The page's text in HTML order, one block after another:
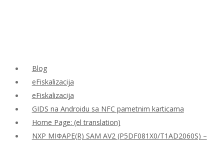
Blog
eFiskalizacija
eFiskalizacija
GIDS na Androidu sa NFC pametnim karticama
Home Page: (el translation)
NXP ΜΙΦΑΡΕ(R) SAM AV2 (P5DF081X0/T1AD2060S) –